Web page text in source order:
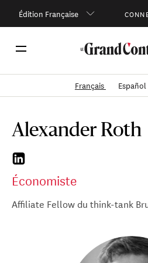
Édition Française
Français Español
Alexander Roth
Économiste
Affiliate Fellow du think-tank